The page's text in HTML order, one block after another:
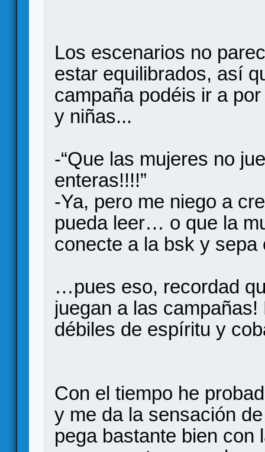
Los escenarios no
estar equilibrados, así
campaña podéis ir a
y niñas...
-“Que las mujeres no
enteras!!!!”
-Ya, pero me niego a
pueda leer… o que la
conecte a la bsk y
…pues eso, recordad
juegan a las
débiles de espíritu y
Con el tiempo he
y me da la sensación
pega bastante bien con